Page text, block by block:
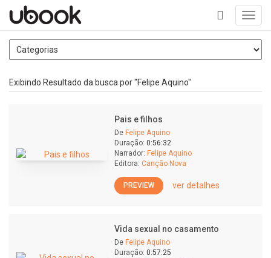
+
Exibindo Resultado da busca por "Felipe Aquino"
Pais e filhos
De Felipe Aquino
Duração: 0:56:32
Narrador: Felipe Aquino
Editora: Canção Nova
PREVIEW ver detalhes
Vida sexual no casamento
De Felipe Aquino
Duração: 0:57:25